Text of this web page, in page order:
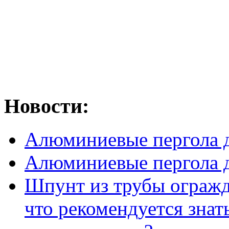
Новости:
Алюминиевые пергола
Алюминиевые пергола
Шпунт из трубы
что рекомендуется